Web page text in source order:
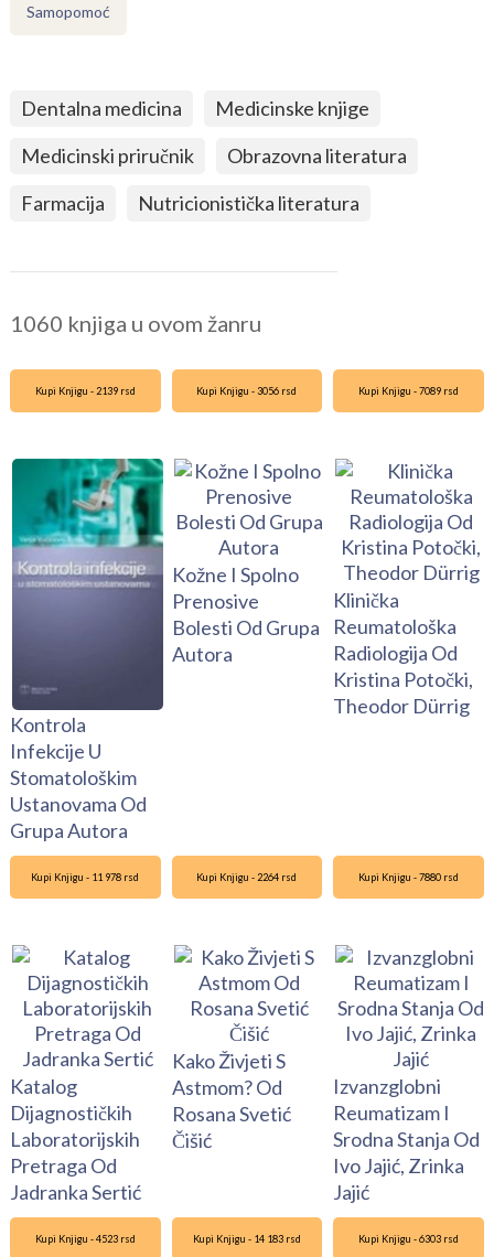
Samopomoć
Dentalna medicina
Medicinske knjige
Medicinski priručnik
Obrazovna literatura
Farmacija
Nutricionistička literatura
1060 knjiga u ovom žanru
Kupi Knjigu - 2139 rsd
Kontrola
Infekcije U
Stomatološkim
Ustanovama Od
Grupa Autora
Kupi Knjigu - 3056 rsd
Kožne I Spolno
Prenosive
Bolesti Od Grupa
Autora
Kupi Knjigu - 7089 rsd
Klinička
Reumatološka
Radiologija Od
Kristina Potočki,
Theodor Dürrig
Kupi Knjigu - 11 978 rsd
Katalog
Dijagnostičkih
Laboratorijskih
Pretraga Od
Jadranka Sertić
Kupi Knjigu - 2264 rsd
Kako Živjeti S
Astmom? Od
Rosana Svetić
Čišić
Kupi Knjigu - 7880 rsd
Izvanzglobni
Reumatizam I
Srodna Stanja Od
Ivo Jajić, Zrinka
Jajić
Kupi Knjigu - 4523 rsd Kupi Knjigu - 14 183 rsd Kupi Knjigu - 6303 rsd